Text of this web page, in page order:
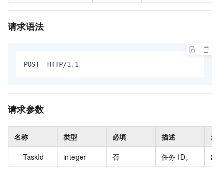
请求语法
POST  HTTP/1.1
请求参数
名称 类型 必填 描述 示
TaskId integer 否 任务 ID。